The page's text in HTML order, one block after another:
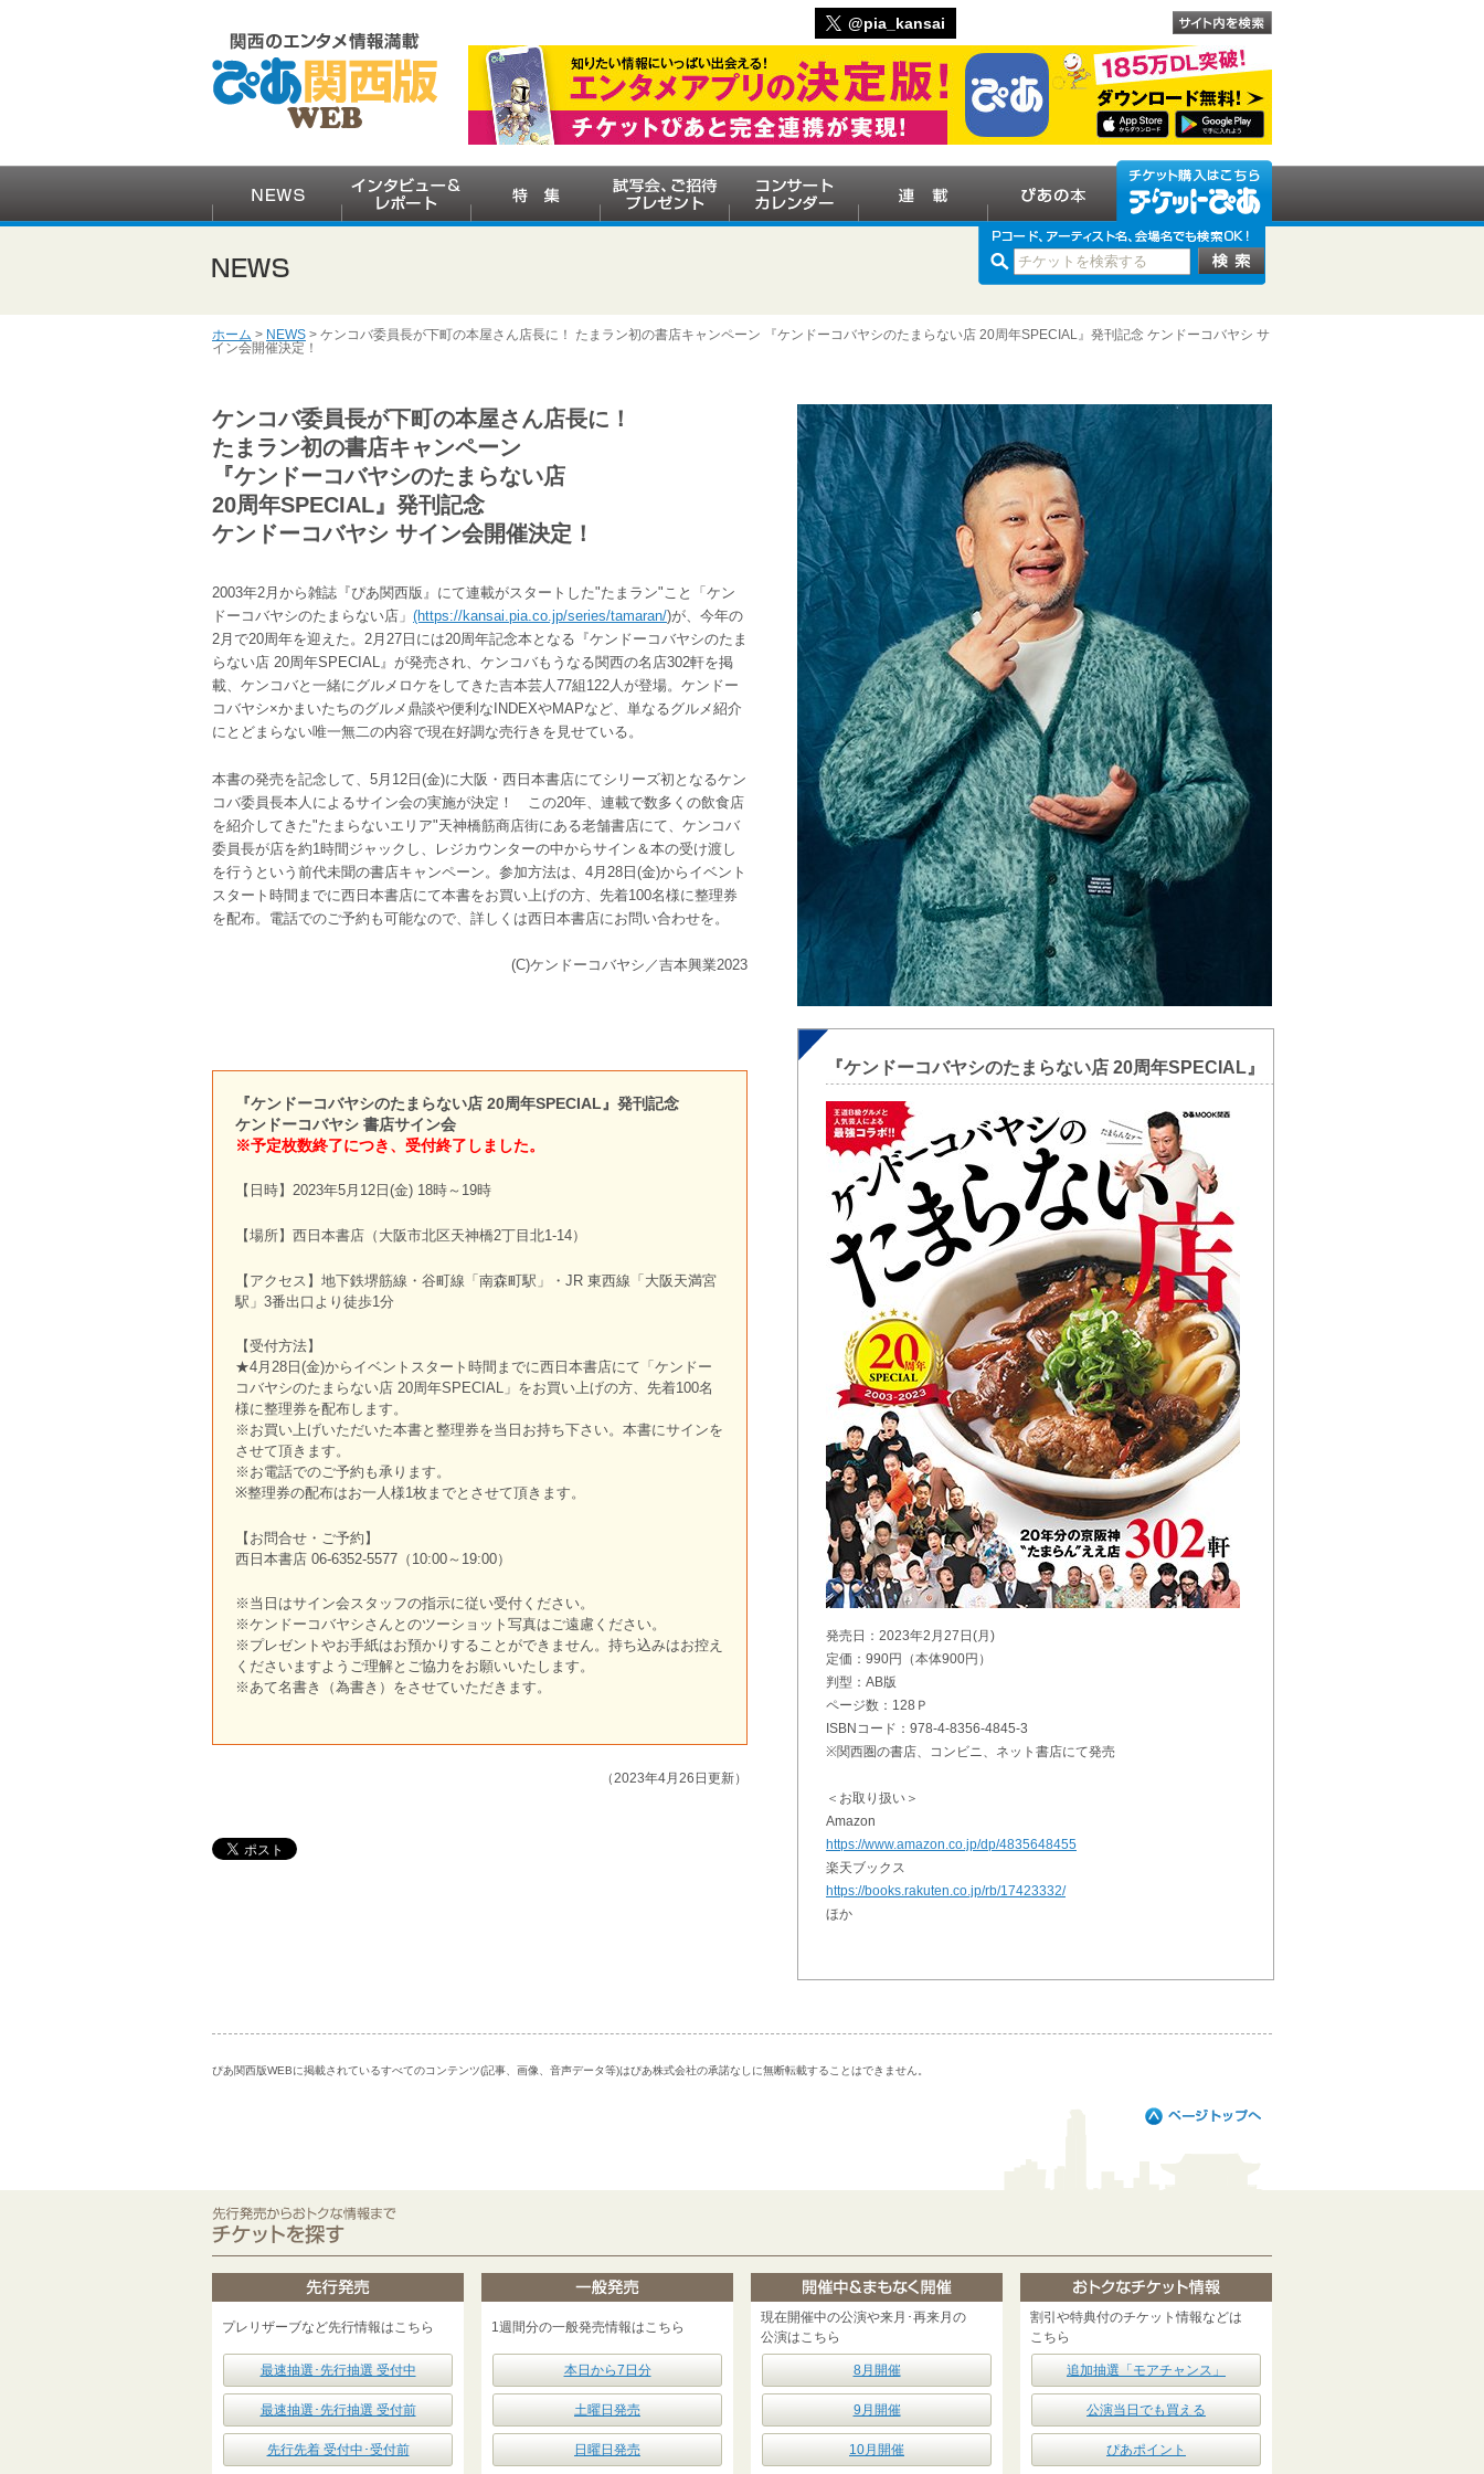
@pia_kansai
ホーム > NEWS > ケンコバ委員長が下町の本屋さん店長に！ たまラン初の書店キャンペーン 『ケンドーコバヤシのたまらない店 20周年SPECIAL』発刊記念 ケンドーコバヤシ サ
イン会開催決定！
ケンコバ委員長が下町の本屋さん店長に！
たまラン初の書店キャンペーン
『ケンドーコバヤシのたまらない店
20周年SPECIAL』発刊記念
ケンドーコバヤシ サイン会開催決定！
2003年2月から雑誌『ぴあ関西版』にて連載がスタートした"たまラン"こと「ケン
ドーコバヤシのたまらない店」 (https://kansai.pia.co.jp/series/tamaran/)が、今年の
2月で20周年を迎えた。2月27日には20周年記念本となる『ケンドーコバヤシのたま
らない店 20周年SPECIAL』が発売され、ケンコバもうなる関西の名店302軒を掲
載、ケンコバと一緒にグルメロケをしてきた吉本芸人77組122人が登場。ケンドー
コバヤシ×かまいたちのグルメ鼎談や便利なINDEXやMAPなど、単なるグルメ紹介
にとどまらない唯一無二の内容で現在好調な売行きを見せている。
本書の発売を記念して、5月12日(金)に大阪・西日本書店にてシリーズ初となるケン
コバ委員長本人によるサイン会の実施が決定！ この20年、連載で数多くの飲食店
を紹介してきた"たまらないエリア"天神橋筋商店街にある老舗書店にて、ケンコバ
委員長が店を約1時間ジャックし、レジカウンターの中からサイン＆本の受け渡し
を行うという前代未聞の書店キャンペーン。参加方法は、4月28日(金)からイベント
スタート時間までに西日本書店にて本書をお買い上げの方、先着100名様に整理券
を配布。電話でのご予約も可能なので、詳しくは西日本書店にお問い合わせを。
(C)ケンドーコバヤシ／吉本興業2023
『ケンドーコバヤシのたまらない店 20周年SPECIAL』発刊記念
ケンドーコバヤシ 書店サイン会
※予定枚数終了につき、受付終了しました。
【日時】2023年5月12日(金) 18時～19時
【場所】西日本書店（大阪市北区天神橋2丁目北1-14）
【アクセス】地下鉄堺筋線・谷町線「南森町駅」・JR 東西線「大阪天満宮
駅」3番出口より徒歩1分
【受付方法】
★4月28日(金)からイベントスタート時間までに西日本書店にて「ケンドー
コバヤシのたまらない店 20周年SPECIAL」をお買い上げの方、先着100名
様に整理券を配布します。
※お買い上げいただいた本書と整理券を当日お持ち下さい。本書にサインを
させて頂きます。
※お電話でのご予約も承ります。
※整理券の配布はお一人様1枚までとさせて頂きます。
【お問合せ・ご予約】
西日本書店 06-6352-5577（10:00～19:00）
※当日はサイン会スタッフの指示に従い受付ください。
※ケンドーコバヤシさんとのツーショット写真はご遠慮ください。
※プレゼントやお手紙はお預かりすることができません。持ち込みはお控え
くださいますようご理解とご協力をお願いいたします。
※あて名書き（為書き）をさせていただきます。
（2023年4月26日更新）
『ケンドーコバヤシのたまらない店 20周年SPECIAL』
発売日：2023年2月27日(月)
定価：990円（本体900円）
判型：AB版
ページ数：128Ｐ
ISBNコード：978-4-8356-4845-3
※関西圏の書店、コンビニ、ネット書店にて発売
＜お取り扱い＞
Amazon
https://www.amazon.co.jp/dp/4835648455
楽天ブックス
https://books.rakuten.co.jp/rb/17423332/
ほか
ぴあ関西版WEBに掲載されているすべてのコンテンツ(記事、画像、音声データ等)はぴあ株式会社の承諾なしに無断転載することはできません。
プレリザーブなど先行情報はこちら
最速抽選･先行抽選 受付中
最速抽選･先行抽選 受付前
先行先着 受付中･受付前
1週間分の一般発売情報はこちら
本日から7日分
土曜日発売
日曜日発売
現在開催中の公演や来月･再来月の
公演はこちら
8月開催
9月開催
10月開催
割引や特典付のチケット情報などは
こちら
追加抽選「モアチャンス」
公演当日でも買える
ぴあポイント